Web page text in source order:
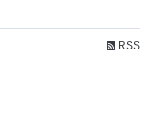
RSS